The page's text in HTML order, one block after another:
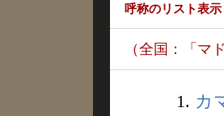
呼称のリスト表示
（全国：「マ
1. カ